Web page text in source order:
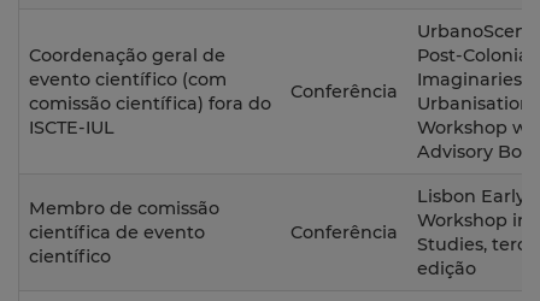
Coordenação geral de
evento científico (com
comissão científica) fora do
ISCTE-IUL
Conferência
Post-Colonial
Imaginaries
Urbanisation
Workshop
Advisory
Membro de comissão
científica de evento
científico
Conferência
Lisbon Early-
Workshop in
Studies,
edição